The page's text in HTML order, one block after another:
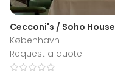
Cecconi's / Soho House
København
Request a quote